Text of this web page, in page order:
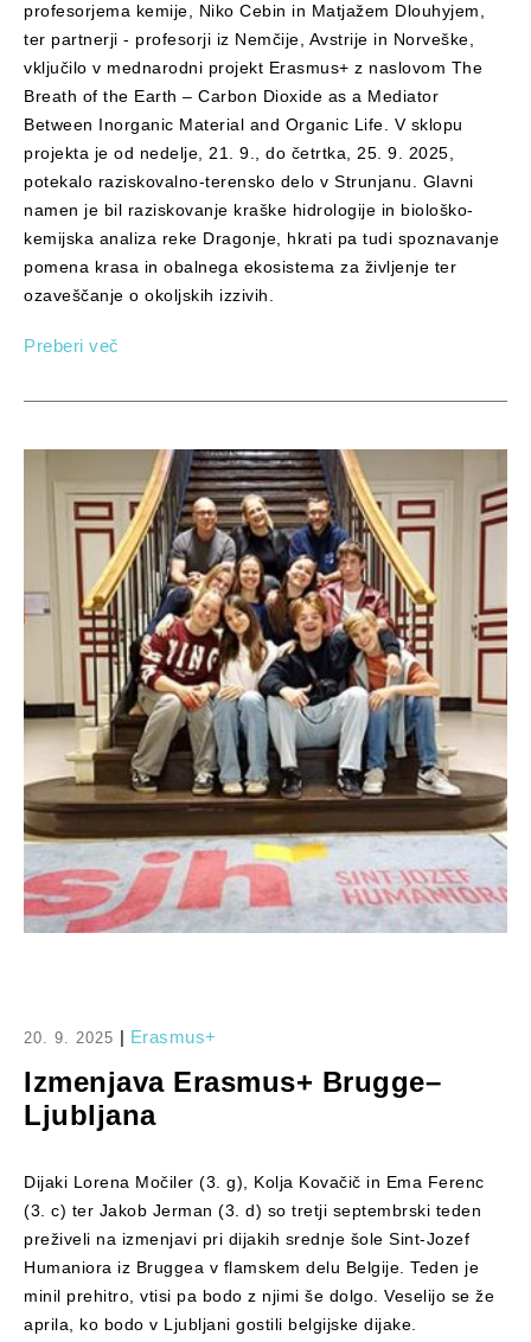
profesorjema kemije, Niko Cebin in Matjažem Dlouhyjem,
ter partnerji - profesorji iz Nemčije, Avstrije in Norveške,
vključilo v mednarodni projekt Erasmus+ z naslovom The
Breath of the Earth – Carbon Dioxide as a Mediator
Between Inorganic Material and Organic Life. V sklopu
projekta je od nedelje, 21. 9., do četrtka, 25. 9. 2025,
potekalo raziskovalno-terensko delo v Strunjanu. Glavni
namen je bil raziskovanje kraške hidrologije in biološko-
kemijska analiza reke Dragonje, hkrati pa tudi spoznavanje
pomena krasa in obalnega ekosistema za življenje ter
ozaveščanje o okoljskih izzivih.
Preberi več
20. 9. 2025 | Erasmus+
Izmenjava Erasmus+ Brugge–
Ljubljana
Dijaki Lorena Močiler (3. g), Kolja Kovačič in Ema Ferenc
(3. c) ter Jakob Jerman (3. d) so tretji septembrski teden
preživeli na izmenjavi pri dijakih srednje šole Sint-Jozef
Humaniora iz Bruggea v flamskem delu Belgije. Teden je
minil prehitro, vtisi pa bodo z njimi še dolgo. Veselijo se že
aprila, ko bodo v Ljubljani gostili belgijske dijake.